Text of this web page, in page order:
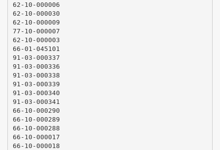
62-10-000006
62-10-000030
62-10-000009
77-10-000007
62-10-000003
66-01-045101
91-03-000337
91-03-000336
91-03-000338
91-03-000339
91-03-000340
91-03-000341
66-10-000290
66-10-000289
66-10-000288
66-10-000017
66-10-000018